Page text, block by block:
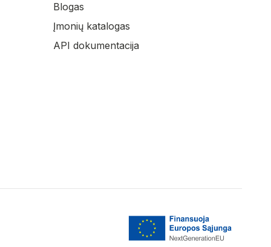
Blogas
Įmonių katalogas
API dokumentacija